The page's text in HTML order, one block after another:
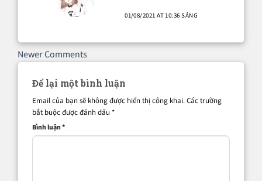
01/08/2021 AT 10:36 SÁNG
Comment
navigation
Newer Comments
Để lại một bình luận
Email của bạn sẽ không được hiển thị công khai.Các trường
bắt buộc được đánh dấu *
Bình luận*